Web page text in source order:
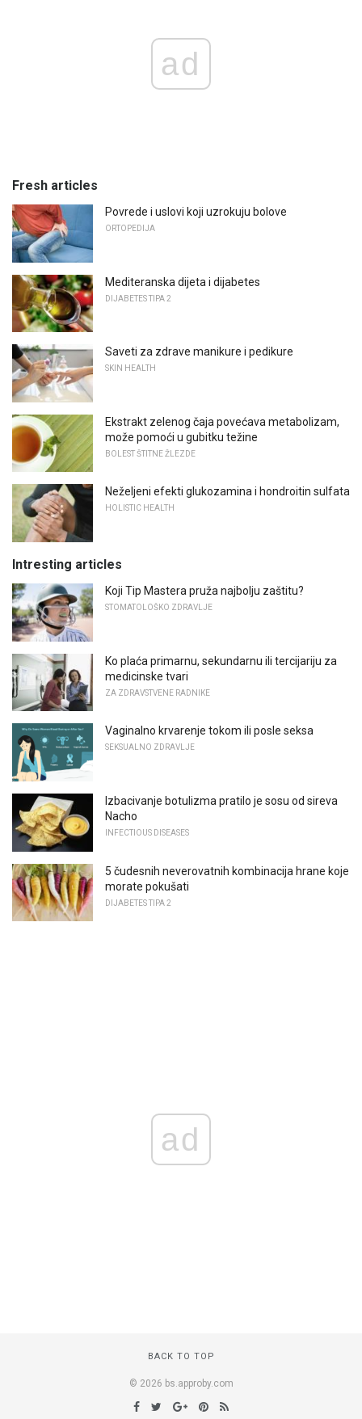
ad
Fresh articles
Povrede i uslovi koji uzrokuju bolove
ORTOPEDIJA
Mediteranska dijeta i dijabetes
DIJABETES TIPA 2
Saveti za zdrave manikure i pedikure
SKIN HEALTH
Ekstrakt zelenog čaja povećava metabolizam,
može pomoći u gubitku težine
BOLEST ŠTITNE ŽLEZDE
Neželjeni efekti glukozamina i hondroitin sulfata
HOLISTIC HEALTH
Intresting articles
Koji Tip Mastera pruža najbolju zaštitu?
STOMATOLOŠKO ZDRAVLJE
Ko plaća primarnu, sekundarnu ili tercijariju za
medicinske tvari
ZA ZDRAVSTVENE RADNIKE
Vaginalno krvarenje tokom ili posle seksa
SEKSUALNO ZDRAVLJE
Izbacivanje botulizma pratilo je sosu od sireva
Nacho
INFECTIOUS DISEASES
5 čudesnih neverovatnih kombinacija hrane koje
morate pokušati
DIJABETES TIPA 2
ad
BACK TO TOP
© 2026 bs.approby.com